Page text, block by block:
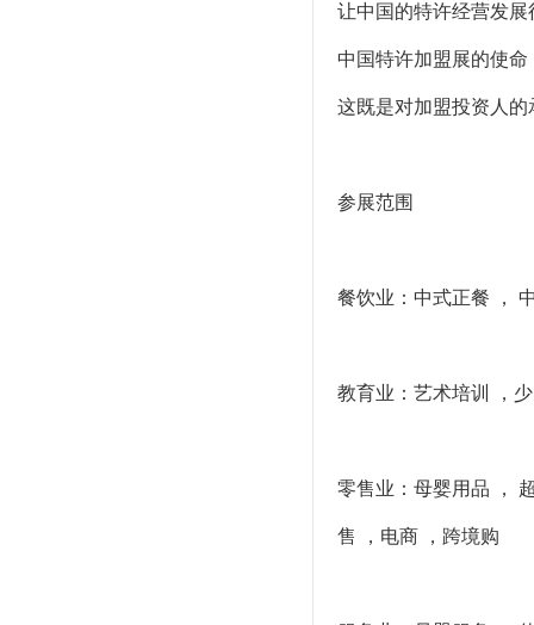
让中国的特许经营发
中国特许加盟展的使
这既是对加盟投资人
参展范围
餐饮业：中式正餐 ，
教育业：艺术培训 ，
零售业：母婴用品 ，
售 ，电商 ，跨境购